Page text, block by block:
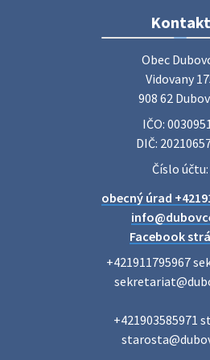
Zájazd do Veľkého Medera
Základná organizácia Únie žien
srdečne pozýva svoje členky, ich
priateľov na jednodňový zájazd na
Poradne komplexnej pomoci
diskrétne komplexné odborné
odborníkov Vám pomôžte nájsť
oblastiach: právo rodina a v…
Voľby do orgánov samosprávnych
Kontakt
Obec
Vidovany
908 62
IČO:
DIČ:
Číslo účtu:
obecný úrad
Facebook
+421911795967
+421903585971